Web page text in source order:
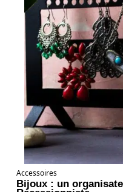
Accessoires
Bijoux : un